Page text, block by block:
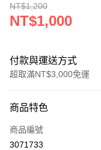
NT$1,200
NT$1,000
付款與運送方式
超取滿NT$3,000免運
信用卡一次付款
超商取貨付款
商品特色
商品編號
3071733